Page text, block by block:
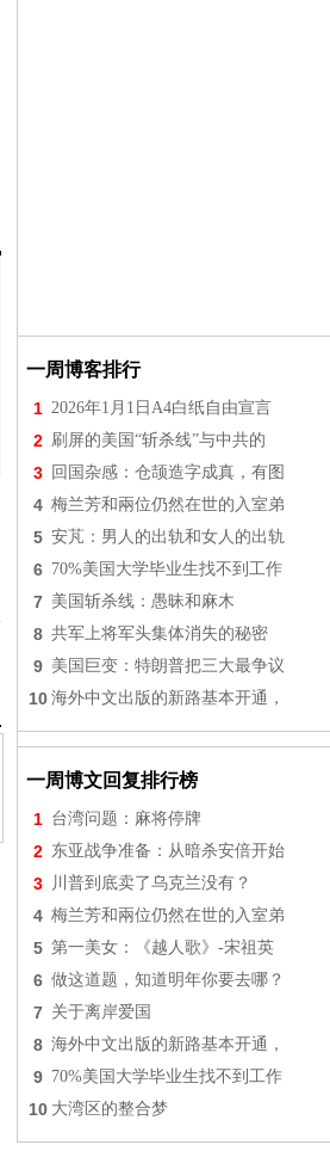
一周博客排行
1 2026年1月1日A4白纸自由宣言
2 刷屏的美国“斩杀线”与中共的
3 回国杂感：仓颉造字成真，有图
4 梅兰芳和兩位仍然在世的入室弟
5 安芃：男人的出轨和女人的出轨
6 70%美国大学毕业生找不到工作
7 美国斩杀线：愚昧和麻木
8 共军上将军头集体消失的秘密
9 美国巨变：特朗普把三大最争议
10 海外中文出版的新路基本开通，
一周博文回复排行榜
1 台湾问题：麻将停牌
2 东亚战争准备：从暗杀安倍开始
3 川普到底卖了乌克兰没有？
4 梅兰芳和兩位仍然在世的入室弟
5 第一美女：《越人歌》-宋祖英
6 做这道题，知道明年你要去哪？
7 关于离岸爱国
8 海外中文出版的新路基本开通，
9 70%美国大学毕业生找不到工作
10 大湾区的整合梦